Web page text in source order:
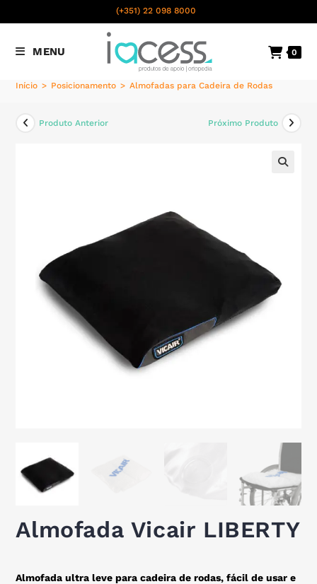
(+351) 22 098 8000
nacional
MENU 0
Início > Posicionamento > Almofadas para Cadeira de Rodas
Produto Anterior Próximo Produto
Almofada Vicair LIBERTY
Almofada ultra leve para cadeira de rodas, fácil de usar e